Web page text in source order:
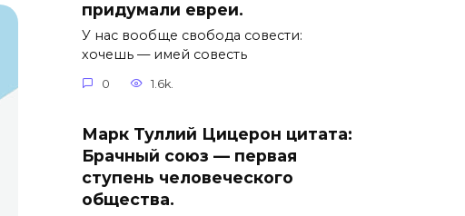
придумали евреи.
У нас вообще свобода совести:
хочешь — имей совесть
0 1.6k.
Марк Туллий Цицерон цитата:
Брачный союз — первая
ступень человеческого
общества.